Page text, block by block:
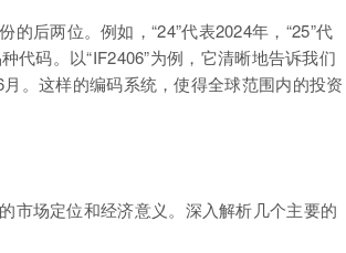
后两位。例如，“24”代表2024年，“25”代
代码。以“IF2406”为例，它清晰地告诉我们
。这样的编码系统，使得全球范围内的投资
市场定位和经济意义。深入解析几个主要的